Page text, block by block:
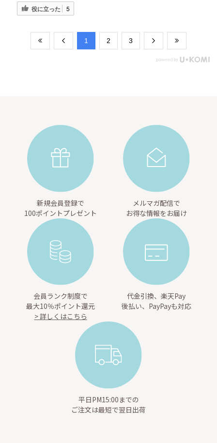
役に立った 5
​1 ​2 ​3
新規会員登録で
100ポイントプレゼント
メルマガ配信で
お得な情報をお届け
会員ランク制度で
最大10％ポイント還元
> 詳しくはこちら
代金引換、楽天Pay
後払い、PayPayも対応
平日PM15:00までの
ご注文は最短で翌日出荷